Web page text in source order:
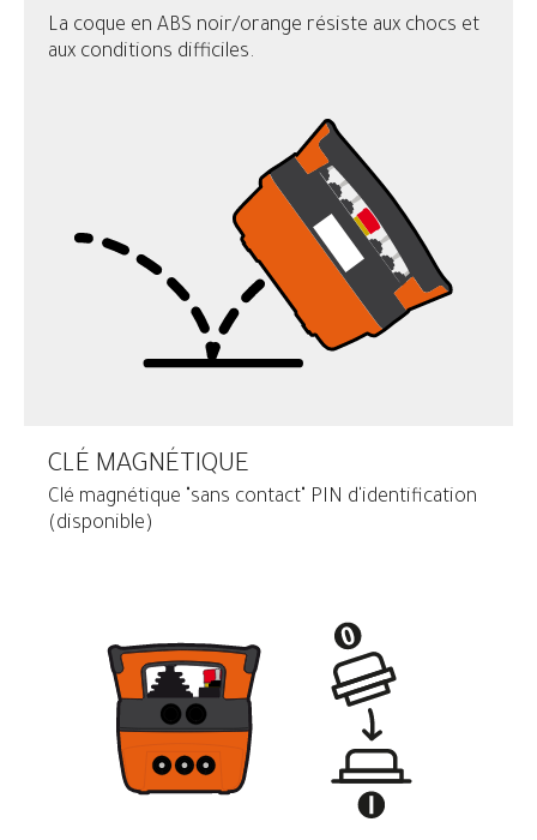
La coque en ABS noir/orange résiste aux chocs et
aux conditions difficiles.
CLÉ MAGNÉTIQUE
Clé magnétique "sans contact" PIN d'identification
(disponible)